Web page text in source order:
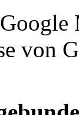
von